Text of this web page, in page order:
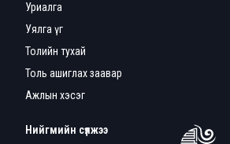
Уриалга
Уялга үг
Толийн тухай
Толь ашиглах заавар
Ажлын хэсэг
Нийгмийн сүлжээ